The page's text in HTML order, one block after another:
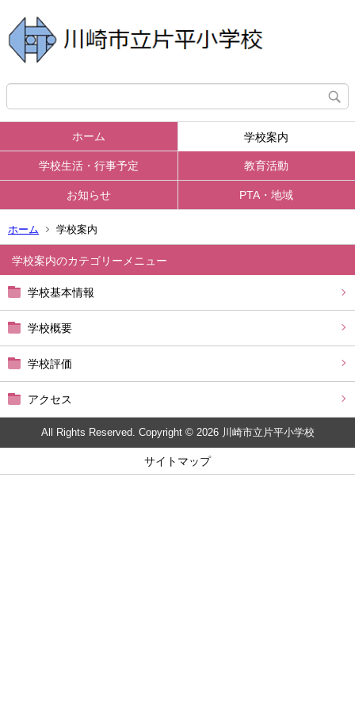
ホーム 学校案内
学校生活・行事予定 教育活動
お知らせ PTA・地域
ホーム 学校案内
学校案内
学校基本情報
学校概要
学校評価
アクセス
All Rights Reserved. Copyright © 2026 川崎市立片平小学校
サイトマップ